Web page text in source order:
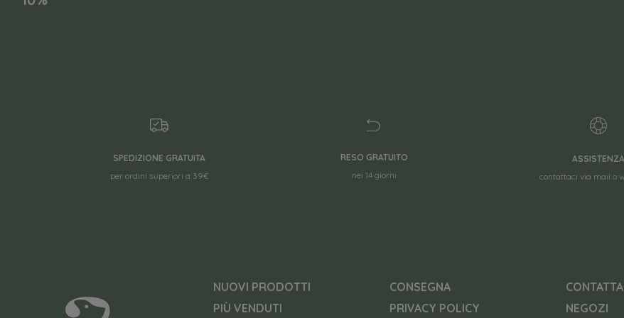
SPEDIZIONE GRATUITA
per ordini superiori a 39€
RESO GRATUITO
nei 14 giorni
ASSISTENZA
contattaci via mail o
NUOVI PRODOTTI
PIÙ VENDUTI
CONSEGNA
PRIVACY POLICY
NEGOZI